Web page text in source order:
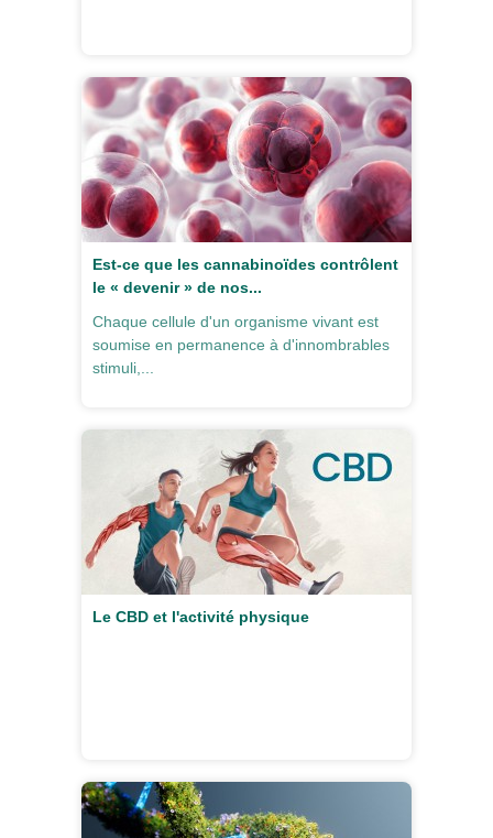
Est-ce que les cannabinoïdes contrôlent
le « devenir » de nos...
Chaque cellule d'un organisme vivant est
soumise en permanence à d'innombrables
stimuli,...
Le CBD et l'activité physique